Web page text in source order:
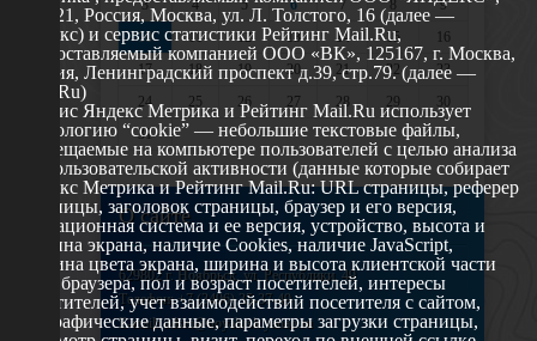
3
4 5 6 7 8
9
10
11 12 13 14 15
16
17
18 19 20 21 22
23
24
25 26 27 28 29
30
31
О сайте
629802 г. Ноябрьск, ул. Республики, 49
Телефон: +7 (3496) 35-37-49
E-mail: udsm@noyabrsk.yanao.ru
119021, Россия, Москва, ул. Л. Толстого, 16 (далее —
Яндекс) и сервис статистики Рейтинг Mail.Ru,
предоставляемый компанией ООО «ВК», 125167, г. Москва,
Россия, Ленинградский проспект д.39, стр.79. (далее —
Mail.Ru)
Сервис Яндекс Метрика и Рейтинг Mail.Ru использует
технологию “cookie” — небольшие текстовые файлы,
размещаемые на компьютере пользователей с целью анализа
их пользовательской активности (данные которые собирает
Яндекс Метрика и Рейтинг Mail.Ru: URL страницы, реферер
страницы, заголовок страницы, браузер и его версия,
операционная система и ее версия, устройство, высота и
ширина экрана, наличие Cookies, наличие JavaScript,
глубина цвета экрана, ширина и высота клиентской части
окна браузера, пол и возраст посетителей, интересы
посетителей, учет взаимодействий посетителя с сайтом,
географические данные, параметры загрузки страницы,